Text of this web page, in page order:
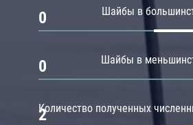
Шайбы в
0
Шайбы в
0
Количество полученных
2